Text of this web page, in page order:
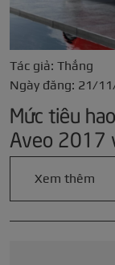
Tác giả: Thắng
Ngày đăng: 21/
Mức tiêu
Aveo 2017
Xem thêm